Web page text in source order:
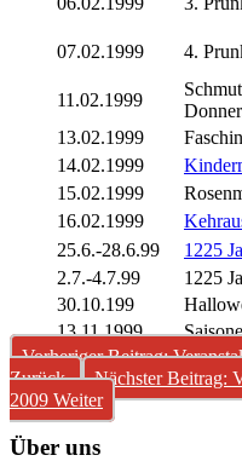
07.02.1999
4.
11.02.1999
13.02.1999
14.02.1999
15.02.1999
16.02.1999
25.6.-28.6.99
1225
2.7.-4.7.99
1225
30.10.199
13.11.1999
Vorheriger Beitrag:
Zurück
Nächster Beitrag:
2009 Weiter
Über uns